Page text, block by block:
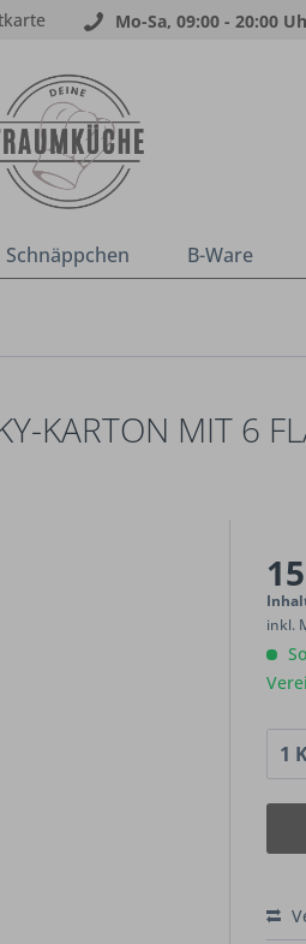
Mo-Sa, 09:00 - 20:00
Schnäppchen B-Ware
KARTON MIT 6
inkl.